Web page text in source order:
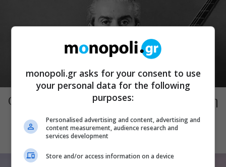
ΜΟΥΣΙΚΗ
Ο Γιάννης Χαρούλης θα δώσει μια ακόμη
συναυλία στην Αθήνα αυτό τον
Σεπτέμβριο
monopoli.gr asks for your consent to use
your personal data for the following
purposes:
Personalised advertising and content, advertising and
content measurement, audience research and
services development
Store and/or access information on a device